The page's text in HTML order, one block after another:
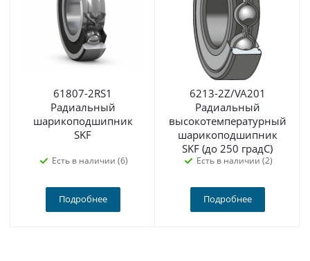
61807-2RS1
Радиальный
шарикоподшипник
SKF
Есть в наличии (6)
Подробнее
6213-2Z/VA201
Радиальный
высокотемпературный
шарикоподшипник
SKF (до 250 градС)
Есть в наличии (2)
Подробнее